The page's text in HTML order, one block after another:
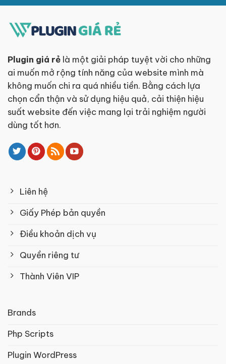
Plugin giá rẻ là một giải pháp tuyệt vời cho những
ai muốn mở rộng tính năng của website mình mà
không muốn chi ra quá nhiều tiền. Bằng cách lựa
chọn cẩn thận và sử dụng hiệu quả, cải thiện hiệu
suất website đến việc mang lại trải nghiệm người
dùng tốt hơn.
Liên hệ
Giấy Phép bản quyền
Điều khoản dịch vụ
Quyền riêng tư
Thành Viên VIP
Brands
Php Scripts
Plugin WordPress